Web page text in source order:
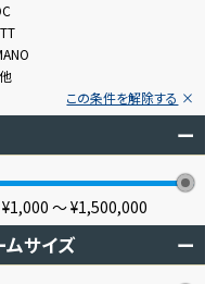
この条件を解除する
ー
¥1,000 〜¥1,500,000
ムサイズ ー